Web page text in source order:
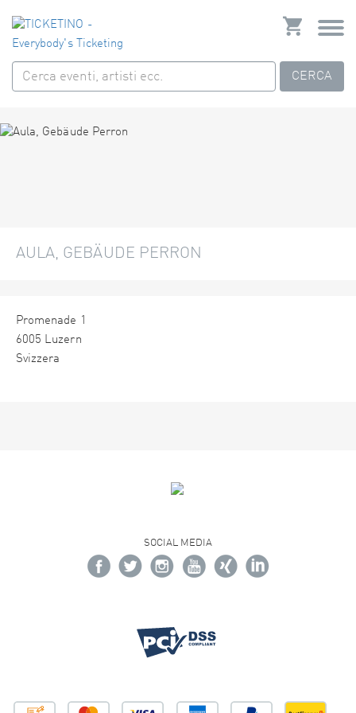
CERCA
AULA, GEBÄUDE PERRON
Promenade 1
6005 Luzern
Svizzera
SOCIAL MEDIA